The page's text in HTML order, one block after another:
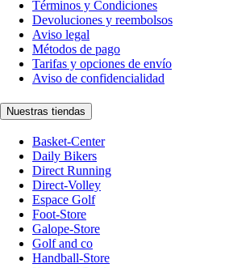
Términos y Condiciones
Devoluciones y reembolsos
Aviso legal
Métodos de pago
Tarifas y opciones de envío
Aviso de confidencialidad
Nuestras tiendas
Basket-Center
Daily Bikers
Direct Running
Direct-Volley
Espace Golf
Foot-Store
Galope-Store
Golf and co
Handball-Store